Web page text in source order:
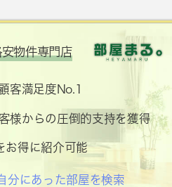
物件専門店
客満足度No.1
様からの圧倒的支持を獲得
お得に紹介可能
分にあった部屋を検索